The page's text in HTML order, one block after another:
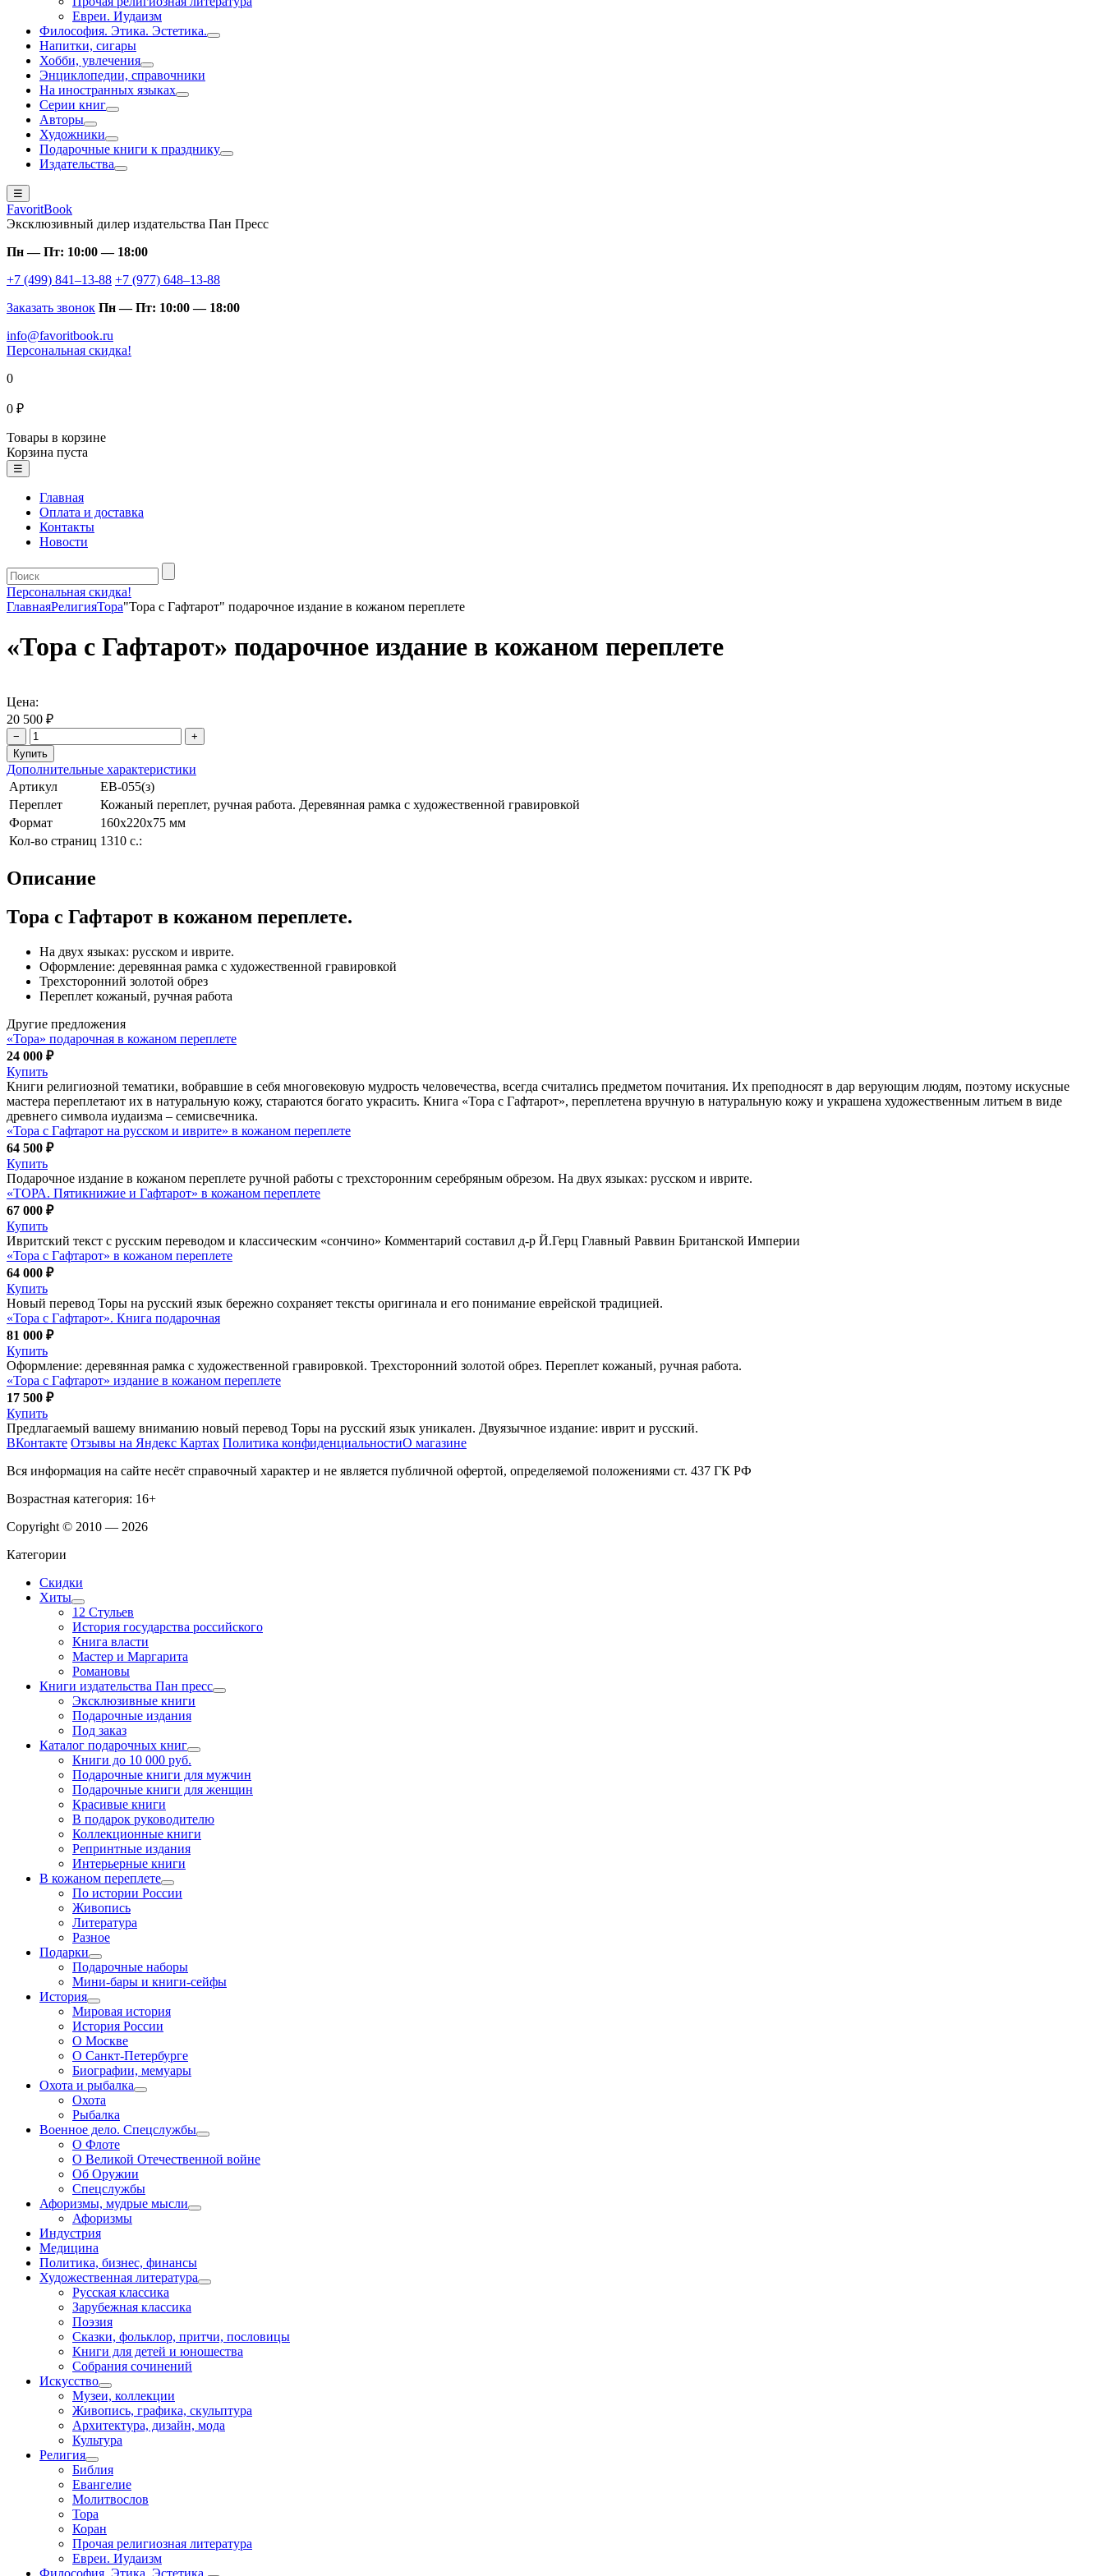
Евреи. Иудаизм
Философия. Этика. Эстетика.
Напитки, сигары
Хобби, увлечения
Энциклопедии, справочники
На иностранных языках
Серии книг
Авторы
Художники
Подарочные книги к празднику
Издательства
☰
FavoritBook
Эксклюзивный дилер издательства Пан Пресс
Пн — Пт: 10:00 — 18:00
+7 (499) 841–13-88 +7 (977) 648–13-88
Заказать звонок Пн — Пт: 10:00 — 18:00
info@favoritbook.ru
Персональная скидка!
0
0 ₽
Товары в корзине
Корзина пуста
☰
Главная
Оплата и доставка
Контакты
Новости
Персональная скидка!
ГлавнаяРелигияТора"Тора с Гафтарот" подарочное издание в кожаном переплете
«Тора с Гафтарот» подарочное издание в кожаном переплете
Цена:
20 500 ₽
− +
Дополнительные характеристики
Артикул
ЕВ-055(з)
Переплет
Кожаный переплет, ручная работа. Деревянная рамка с художественной гравировкой
Формат
160х220х75 мм
Кол-во страниц 1310 с.:
Описание
Тора с Гафтарот в кожаном переплете.
На двух языках: русском и иврите.
Оформление: деревянная рамка с художественной гравировкой
Трехсторонний золотой обрез
Переплет кожаный, ручная работа
Другие предложения
«Тора» подарочная в кожаном переплете
24 000 ₽
Купить
Книги религиозной тематики, вобравшие в себя многовековую мудрость человечества, всегда считались предметом почитания. Их преподносят в дар верующим людям, поэтому искусные
мастера переплетают их в натуральную кожу, стараются богато украсить. Книга «Тора с Гафтарот», переплетена вручную в натуральную кожу и украшена художественным литьем в виде
древнего символа иудаизма – семисвечника.
«Тора с Гафтарот на русском и иврите» в кожаном переплете
64 500 ₽
Купить
Подарочное издание в кожаном переплете ручной работы с трехсторонним серебряным обрезом. На двух языках: русском и иврите.
«ТОРА. Пятикнижие и Гафтарот» в кожаном переплете
67 000 ₽
Купить
Ивритский текст с русским переводом и классическим «сончино» Комментарий составил д-р Й.Герц Главный Раввин Британской Империи
«Тора с Гафтарот» в кожаном переплете
64 000 ₽
Купить
Новый перевод Торы на русский язык бережно сохраняет тексты оригинала и его понимание еврейской традицией.
«Тора с Гафтарот». Книга подарочная
81 000 ₽
Купить
Оформление: деревянная рамка с художественной гравировкой. Трехсторонний золотой обрез. Переплет кожаный, ручная работа.
«Тора с Гафтарот» издание в кожаном переплете
17 500 ₽
Купить
Предлагаемый вашему вниманию новый перевод Торы на русский язык уникален. Двуязычное издание: иврит и русский.
ВКонтакте Отзывы на Яндекс Картах Политика конфиденциальностиО магазине
Вся информация на сайте несёт справочный характер и не является публичной офертой, определяемой положениями ст. 437 ГК РФ
Возрастная категория: 16+
Copyright © 2010 — 2026
Категории
Скидки
Хиты
12 Стульев
История государства российского
Книга власти
Мастер и Маргарита
Романовы
Книги издательства Пан пресс
Эксклюзивные книги
Подарочные издания
Под заказ
Каталог подарочных книг
Книги до 10 000 руб.
Подарочные книги для мужчин
Подарочные книги для женщин
Красивые книги
В подарок руководителю
Коллекционные книги
Репринтные издания
Интерьерные книги
В кожаном переплете
По истории России
Живопись
Литература
Разное
Подарки
Подарочные наборы
Мини-бары и книги-сейфы
История
Мировая история
История России
О Москве
О Санкт-Петербурге
Биографии, мемуары
Охота и рыбалка
Охота
Рыбалка
Военное дело. Спецслужбы
О Флоте
О Великой Отечественной войне
Об Оружии
Спецслужбы
Афоризмы, мудрые мысли
Афоризмы
Индустрия
Медицина
Политика, бизнес, финансы
Художественная литература
Русская классика
Зарубежная классика
Поэзия
Сказки, фольклор, притчи, пословицы
Книги для детей и юношества
Собрания сочинений
Искусство
Музеи, коллекции
Живопись, графика, скульптура
Архитектура, дизайн, мода
Культура
Религия
Библия
Евангелие
Молитвослов
Тора
Коран
Прочая религиозная литература
Евреи. Иудаизм
Философия. Этика. Эстетика.